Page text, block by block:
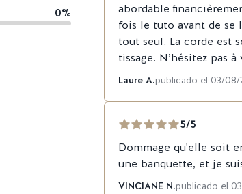
0%
abordable
fois le tuto avant de se
tout seul. La corde est
tissage. N’hésitez pas
Laure A.publicado el 03/08/
5/5
Dommage qu'elle soit
une banquette, et je
VINCIANE N.publicado el